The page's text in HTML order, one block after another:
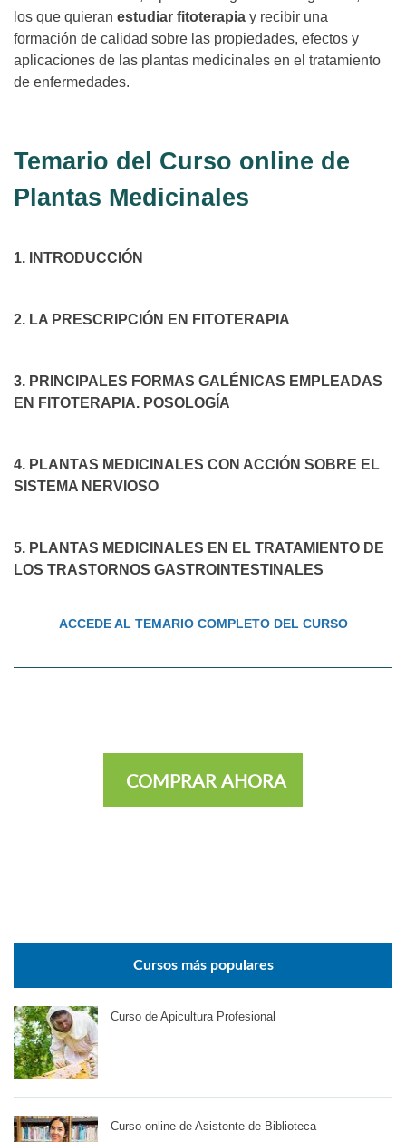
los que quieran estudiar fitoterapia y recibir una
formación de calidad sobre las propiedades, efectos y
aplicaciones de las plantas medicinales en el tratamiento
de enfermedades.
Temario del Curso online de
Plantas Medicinales
1. INTRODUCCIÓN
2. LA PRESCRIPCIÓN EN FITOTERAPIA
3. PRINCIPALES FORMAS GALÉNICAS EMPLEADAS
EN FITOTERAPIA. POSOLOGÍA
4. PLANTAS MEDICINALES CON ACCIÓN SOBRE EL
SISTEMA NERVIOSO
5. PLANTAS MEDICINALES EN EL TRATAMIENTO DE
LOS TRASTORNOS GASTROINTESTINALES
ACCEDE AL TEMARIO COMPLETO DEL CURSO
COMPRAR AHORA
Cursos más populares
Curso de Apicultura Profesional
Curso online de Asistente de Biblioteca